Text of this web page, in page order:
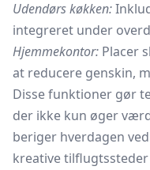
Udendørs køkken:
integreret under
Hjemmekontor: Placer
at reducere genskin,
Disse funktioner gør
der ikke kun øger
beriger hverdagen
kreative